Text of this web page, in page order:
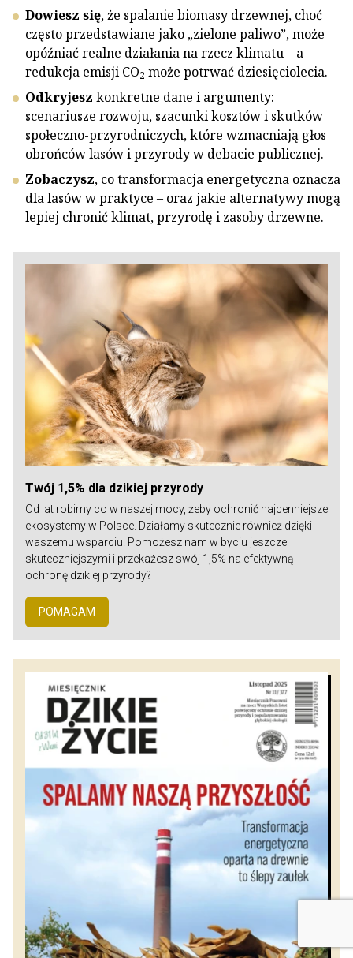
Dowiesz się, że spalanie biomasy drzewnej, choć
często przedstawiane jako „zielone paliwo”, może
opóźniać realne działania na rzecz klimatu – a
redukcja emisji CO2 może potrwać dziesięciolecia.
Odkryjesz konkretne dane i argumenty:
scenariusze rozwoju, szacunki kosztów i skutków
społeczno-przyrodniczych, które wzmacniają głos
obrońców lasów i przyrody w debacie publicznej.
Zobaczysz, co transformacja energetyczna oznacza
dla lasów w praktyce – oraz jakie alternatywy mogą
lepiej chronić klimat, przyrodę i zasoby drzewne.
Twój 1,5% dla dzikiej przyrody
Od lat robimy co w naszej mocy, żeby ochronić najcenniejsze
ekosystemy w Polsce. Działamy skutecznie również dzięki
waszemu wsparciu. Pomożesz nam w byciu jeszcze
skuteczniejszymi i przekażesz swój 1,5% na efektywną
ochronę dzikiej przyrody?
POMAGAM